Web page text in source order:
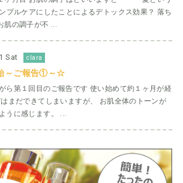
プルケアにしたことによるデトックス効果？ 落ち
肌の調子が不 ...
Sat clara
～ご報告①～☆
ら第１回目のご報告です 使い始めて約１ヶ月が経
まだできてしまいますが、 お肌全体のトーンが
うに感じます。 ...